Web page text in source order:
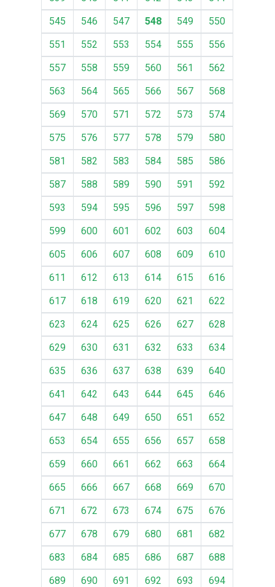
545
546 547 548 549
550
551
552 553 554 555
556
557
558 559 560 561
562
563
564 565 566 567
568
569
570 571 572 573
574
575
576 577 578 579
580
581
582 583 584 585
586
587
588 589 590 591
592
593
594 595 596 597
598
599
600 601 602 603
604
605
606 607 608 609
610
611
612 613 614 615
616
617
618 619 620 621
622
623
624 625 626 627
628
629
630 631 632 633
634
635
636 637 638 639
640
641
642 643 644 645
646
647
648 649 650 651
652
653
654 655 656 657
658
659
660 661 662 663
664
665
666 667 668 669
670
671
672 673 674 675
676
677
678 679 680 681
682
683
684 685 686 687
688
689
690 691 692 693
694